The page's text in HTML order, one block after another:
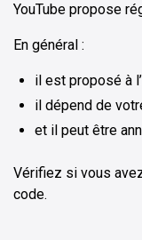
YouTube propose
En général :
il est proposé à
il dépend de
et il peut être
Vérifiez si vous
code.